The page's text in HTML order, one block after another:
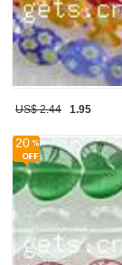
US$ 2.44 1.95
20